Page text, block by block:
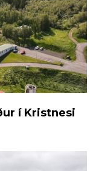
í Kristnesi